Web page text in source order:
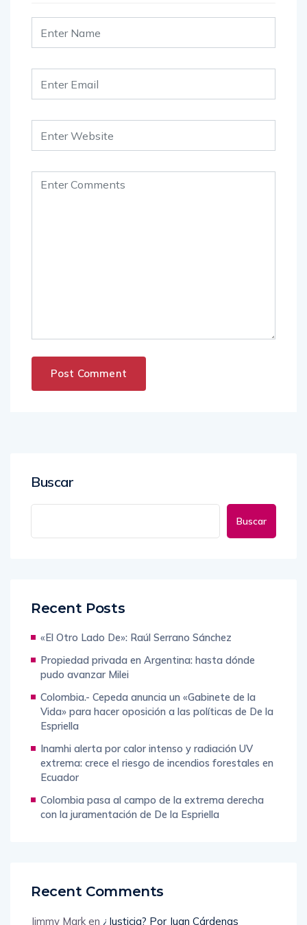
Buscar
Propiedad privada en Argentina: hasta dónde
Colombia.- Cepeda anuncia un «Gabinete de la
Vida» para hacer oposición a las políticas de De la
Inamhi alerta por calor intenso y radiación UV
extrema: crece el riesgo de incendios forestales en
Colombia pasa al campo de la extrema derecha